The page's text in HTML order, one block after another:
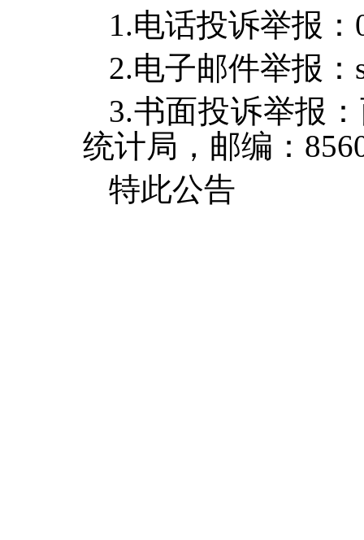
1.电话投诉举报
2.电子邮件举报：
3.书面投诉举报
统计局，邮编：
特此公告